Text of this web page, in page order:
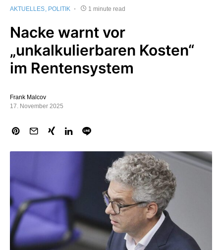
AKTUELLES POLITIK 1 minute read
Nacke warnt vor
„unkalkulierbaren Kosten“
im Rentensystem
Frank Malcov
17. November 2025